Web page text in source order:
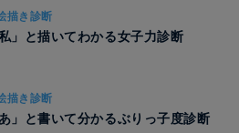
描き診断
私」と描いてわかる女子力診断
描き診断
あ」と書いて分かるぶりっ子度診断